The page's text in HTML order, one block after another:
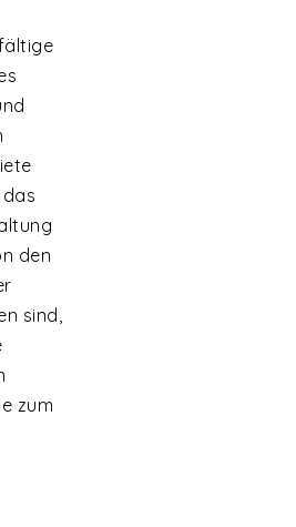
den
sind,
zum